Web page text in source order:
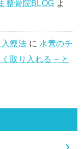
整骨院BLOG よ
療法 に 水素のチ
取り入れる – と